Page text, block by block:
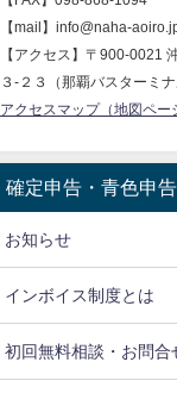
【mail】info@naha-
【アクセス】〒900-0021
３-２３（那覇バスターミナ
アクセスマップ（地図ペー
確定申告・青色申
お知らせ
インボイス制度とは
初回無料相談・お問合